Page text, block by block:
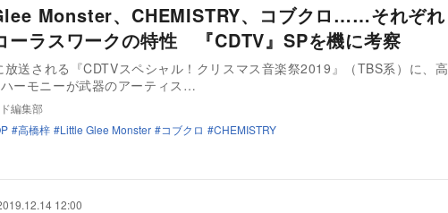
Monster、CHEMISTRY、コブクロ……それぞれ
ーラスワークの特性 『CDTV』SPを機に考察
送される『CDTVスペシャル！クリスマス音楽祭2019』（TBS系）に、高
ーモニーが武器のアーティス…
編集部
高橋梓 Little Glee Monster コブクロ CHEMISTRY
12:00